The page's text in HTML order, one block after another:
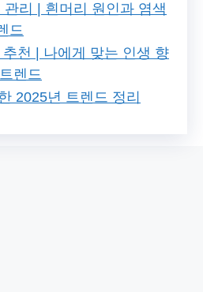
리 | 흰머리 원인과 염색
드
천 | 나에게 맞는 인생 향
렌드
2025년 트렌드 정리